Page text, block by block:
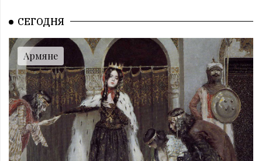
Все праздники. 14 июль
08:00 | 14.07 |
1057|ГОРОСКОПЫ
Воскресенье. 14 июль
09:00 | 13.07 | 1008|ПРАЗДНИКИ
Все праздники. 13 июль
08:00 | 13.07 | 1005|ГОРОСКОПЫ
Суббота. 13 июль
12:00 | 12.07 |
1034|СОБЫТИЯ
Этот день в истории. 12 июль
СЕГОДНЯ
Армяне